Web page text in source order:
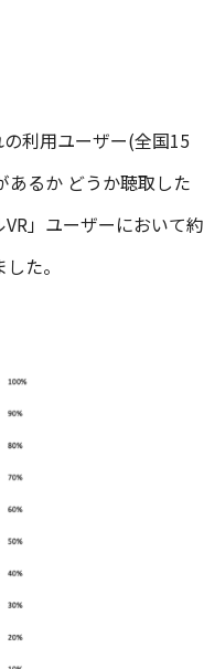
利用ユーザー(全国15
るか どうか聴取した
」ユーザーにおいて約
た。